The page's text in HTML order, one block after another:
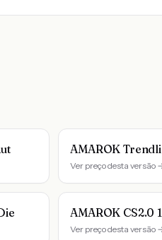
AMAROK
Ver preço desta versão
AMAROK CS2.0
Ver preço desta versão